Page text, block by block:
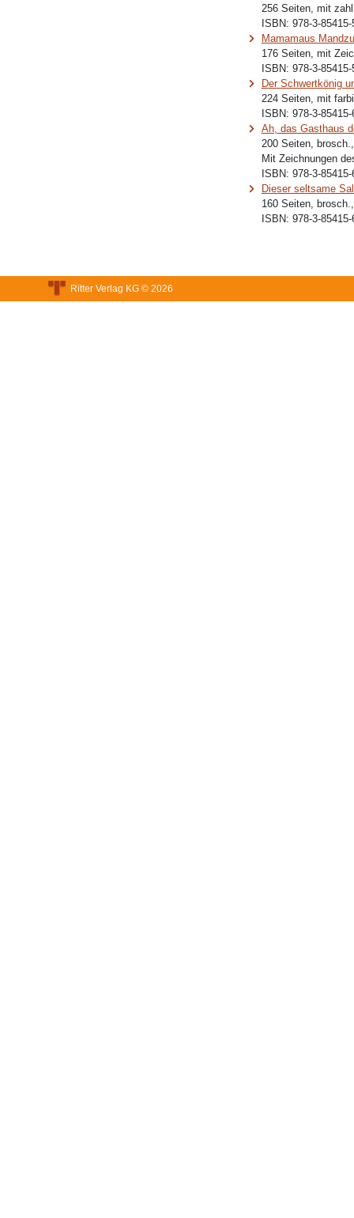
256 Seiten, mit
ISBN: 978-3-85415-
Mamamaus
176 Seiten, mit
ISBN: 978-3-85415-
Der Schwertkönig
224 Seiten, mit
ISBN: 978-3-85415-
Ah, das Gasthaus
200 Seiten,
Mit Zeichnungen
ISBN: 978-3-85415-
Dieser seltsame
160 Seiten,
ISBN: 978-3-85415-
Ritter Verlag KG © 2026